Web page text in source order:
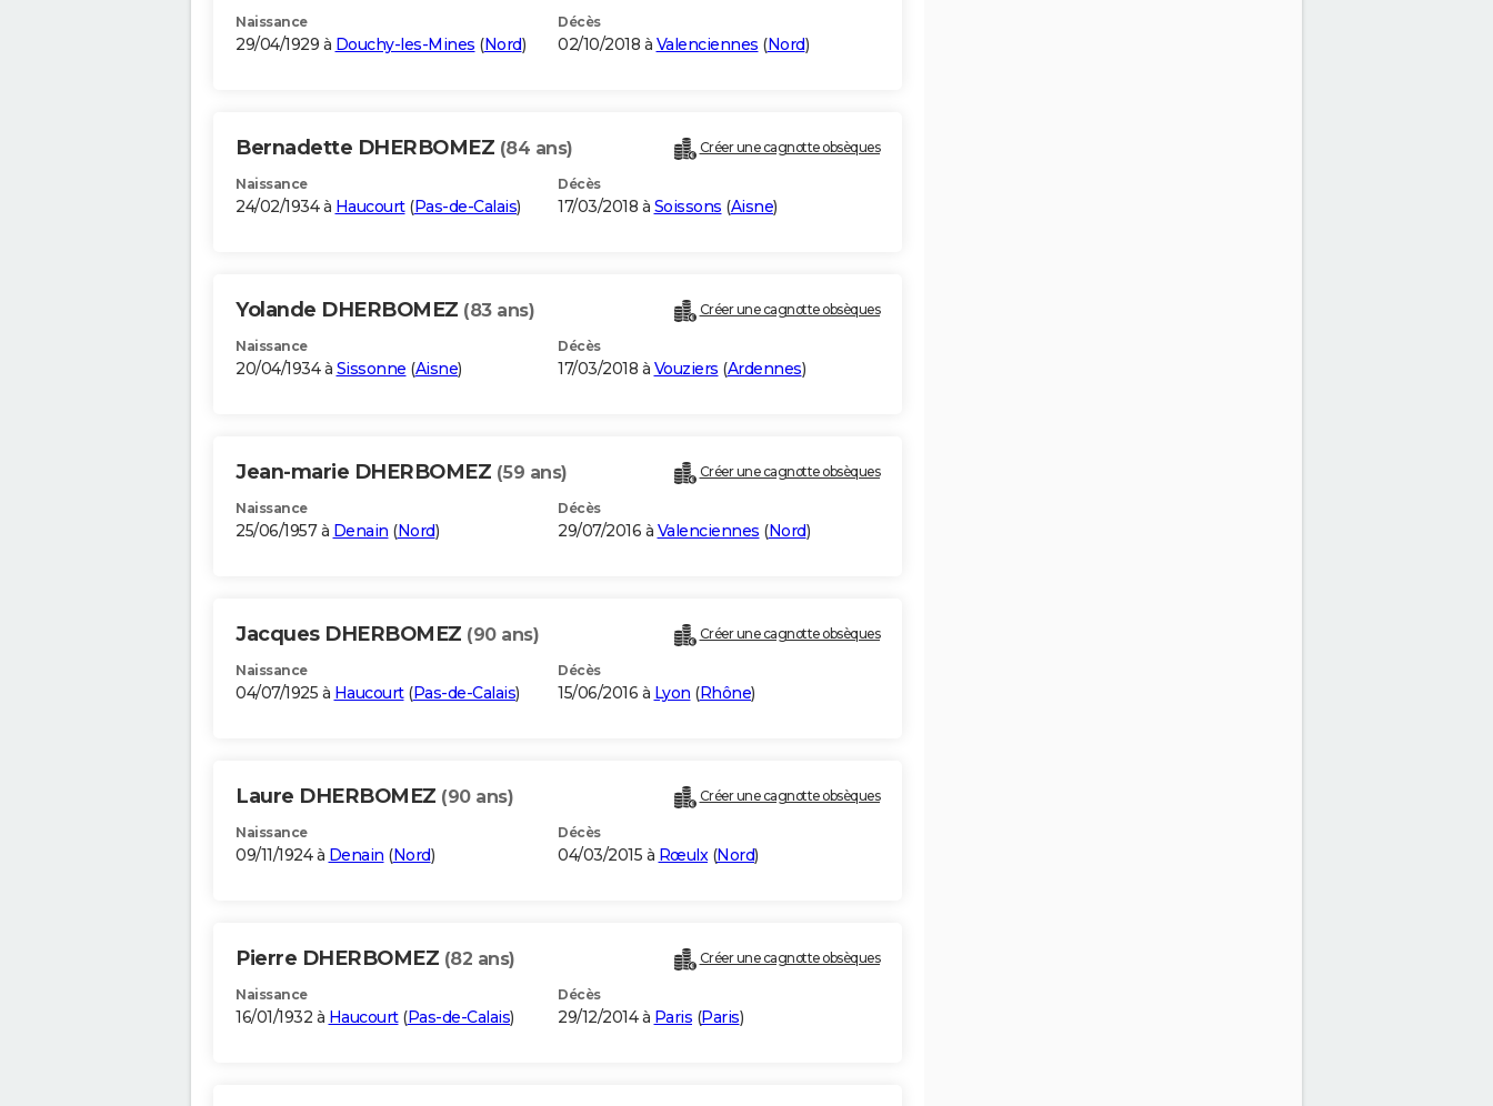
Naissance
29/04/1929 à Douchy-les-Mines (Nord)
Décès
02/10/2018 à Valenciennes (Nord)
Bernadette DHERBOMEZ (84 ans) Créer une cagnotte obsèques
Naissance
24/02/1934 à Haucourt(Pas-de-Calais)
Décès
17/03/2018 à Soissons (Aisne)
Yolande DHERBOMEZ (83 ans) Créer une cagnotte obsèques
Naissance
20/04/1934 à Sissonne (Aisne)
Décès
17/03/2018 à Vouziers (Ardennes)
Jean-marie DHERBOMEZ (59 ans) Créer une cagnotte obsèques
Naissance
25/06/1957 à Denain (Nord)
Décès
29/07/2016 à Valenciennes (Nord)
Jacques DHERBOMEZ (90 ans) Créer une cagnotte obsèques
Naissance
04/07/1925 à Haucourt(Pas-de-Calais)
Décès
15/06/2016 à Lyon (Rhône)
Laure DHERBOMEZ (90 ans) Créer une cagnotte obsèques
Naissance
09/11/1924 à Denain (Nord)
Décès
04/03/2015 à Rœulx(Nord)
Pierre DHERBOMEZ (82 ans) Créer une cagnotte obsèques
Naissance
16/01/1932 à Haucourt(Pas-de-Calais)
Décès
29/12/2014 à Paris (Paris)